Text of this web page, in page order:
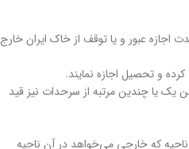
اجازه عبور و یا توقف از خاک ایران خارج
‌و تحصیل اجازه نمایند.
یک یا چندین مرتبه از سرحدات نیز قید
ناحیه که خارجی می‌خواهد در آن ناحیه